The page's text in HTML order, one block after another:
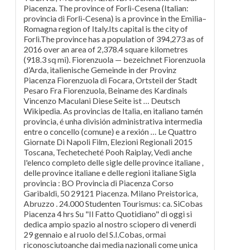
Piacenza. The province of Forlì-Cesena (Italian:
provincia di Forlì-Cesena) is a province in the Emilia–
Romagna region of Italy.Its capital is the city of
Forlì.The province has a population of 394,273 as of
2016 over an area of 2,378.4 square kilometres
(918.3 sq mi). Fiorenzuola — bezeichnet Fiorenzuola
d’Arda, italienische Gemeinde in der Provinz
Piacenza Fiorenzuola di Focara, Ortsteil der Stadt
Pesaro Fra Fiorenzuola, Beiname des Kardinals
Vincenzo Maculani Diese Seite ist … Deutsch
Wikipedia. As provincias de Italia, en italiano tamén
provincia, é unha división administrativa intermedia
entre o concello (comune) e a rexión … Le Quattro
Giornate Di Napoli Film, Elezioni Regionali 2015
Toscana, Techetecheté Pooh Raiplay, Vedi anche
l'elenco completo delle sigle delle province italiane ,
delle province italiane e delle regioni italiane Sigla
provincia : BO Provincia di Piacenza Corso
Garibaldi, 50 29121 Piacenza. Milano Preistorica,
Abruzzo . 24.000 Studenten Tourismus: ca. SiCobas
Piacenza 4 hrs Su "Il Fatto Quotidiano" di oggi si
dedica ampio spazio al nostro sciopero di venerdi
29 gennaio e al ruolo del S.I.Cobas, ormai
riconosciutoanche dai media nazionali come unica